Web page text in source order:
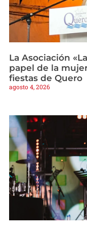
La Asociación
papel de la
fiestas de Quero
agosto 4, 2026